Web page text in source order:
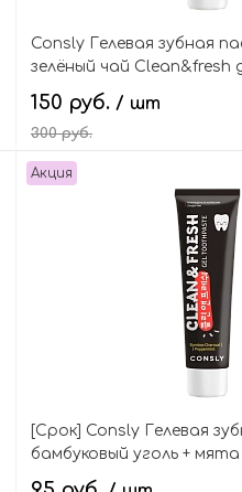
Consly Гелевая зубная
зелёный чай
bamboo & green tea
150 руб. / шт
300 руб.
В
Акция
[Срок] Consly Гелевая
бамбуковый уголь +
toothpaste bamboo